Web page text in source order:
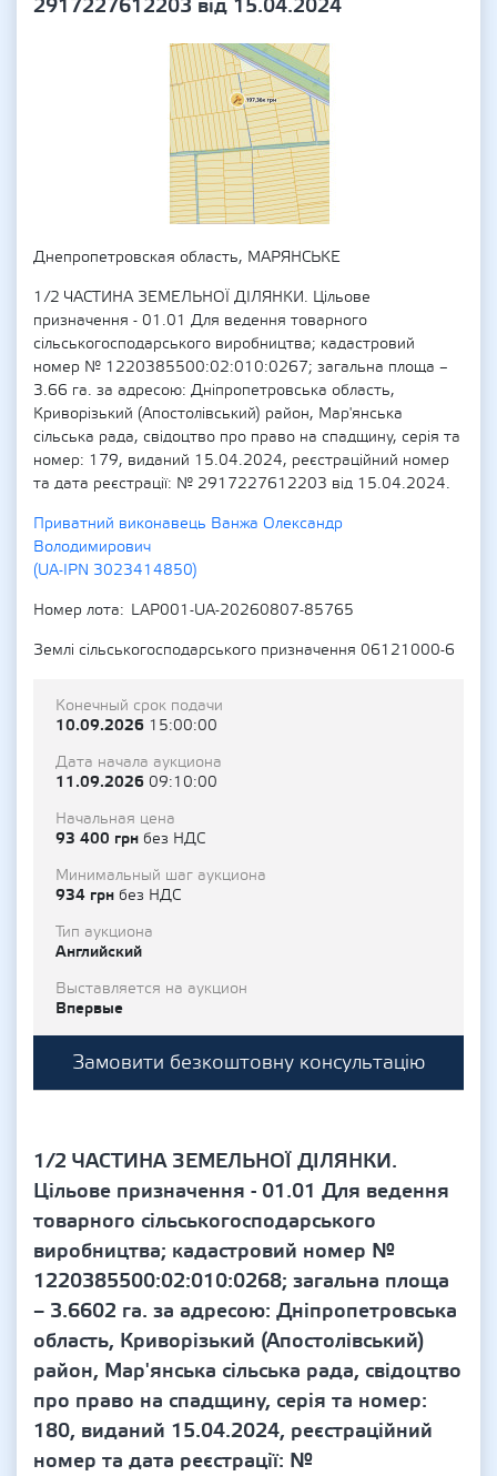
2917227612203 від 15.04.2024
Днепропетровская область, МАРЯНСЬКЕ
1/2 ЧАСТИНА ЗЕМЕЛЬНОЇ ДІЛЯНКИ. Цільове
призначення - 01.01 Для ведення товарного
сільськогосподарського виробництва; кадастровий
номер № 1220385500:02:010:0267; загальна площа –
3.66 га. за адресою: Дніпропетровська область,
Криворізький (Апостолівський) район, Мар'янська
сільська рада, свідоцтво про право на спадщину, серія та
номер: 179, виданий 15.04.2024, реєстраційний номер
та дата реєстрації: № 2917227612203 від 15.04.2024.
Приватний виконавець Ванжа Олександр
Володимирович
(UA-IPN 3023414850)
Номер лота
LAP001-UA-20260807-85765
Землі сільськогосподарського призначення 06121000-6
Конечный срок подачи
10.09.2026 15:00:00
Дата начала аукциона
11.09.2026 09:10:00
Начальная цена
93 400 грн без НДС
Минимальный шаг аукциона
934 грн без НДС
Тип аукциона
Английский
Выставляется на аукцион
Впервые
Замовити безкоштовну консультацію
1/2 ЧАСТИНА ЗЕМЕЛЬНОЇ ДІЛЯНКИ.
Цільове призначення - 01.01 Для ведення
товарного сільськогосподарського
виробництва; кадастровий номер №
1220385500:02:010:0268; загальна площа
– 3.6602 га. за адресою: Дніпропетровська
область, Криворізький (Апостолівський)
район, Мар'янська сільська рада, свідоцтво
про право на спадщину, серія та номер:
180, виданий 15.04.2024, реєстраційний
номер та дата реєстрації: №